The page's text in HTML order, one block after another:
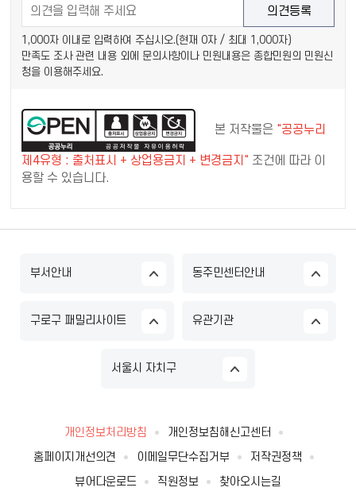
1,000자 이내로 입력하여 주십시오.(현재 0자 / 최대 1,000자)
만족도 조사 관련 내용 외에 문의사항이나 민원내용은 종합민원의 민원신
청을 이용해주세요.
본 저작물은 "공공누리
제4유형 : 출처표시 + 상업용금지 + 변경금지" 조건에 따라 이
용할 수 있습니다.
부서안내 동주민센터안내
구로구 패밀리사이트 유관기관
서울시 자치구
개인정보처리방침
개인정보침해신고센터
홈페이지개선의견
이메일무단수집거부
저작권정책
뷰어다운로드
직원정보 찾아오시는길